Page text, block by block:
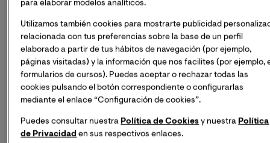
Imagen
“Nuestra función como Universidad
debe ir más allá de la simple formación
de profesionales. En la Escuela
tecnólogos altamente capacitados y
con una visión amplia y global que se
para elaborar modelos analíticos.
Utilizamos también cookies para mostrarte publicidad
relacionada con tus preferencias sobre la base de un perfil
elaborado a partir de tus hábitos de navegación (por ejemplo,
páginas visitadas) y la información que nos facilites (por ejemplo,
formularios de cursos). Puedes aceptar o rechazar todas las
cookies pulsando el botón correspondiente o configurarlas
mediante el enlace “Configuración de cookies”.
Puedes consultar nuestra Política de Cookies y nuestra Política
de Privacidad en sus respectivos enlaces.